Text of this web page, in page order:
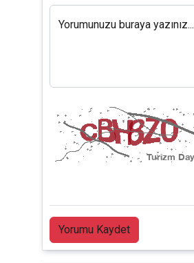
Yorumunuzu buraya yazınız...
Yorumu Kaydet